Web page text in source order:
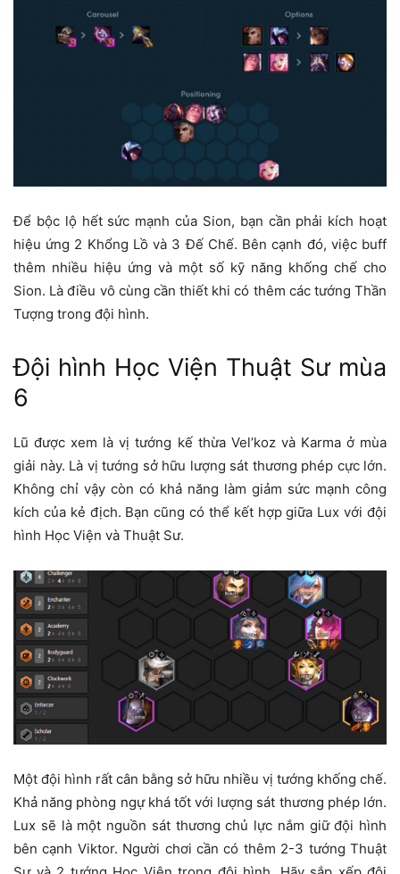
Để bộc lộ hết sức mạnh của Sion, bạn cần phải kích hoạt
hiệu ứng 2 Khổng Lồ và 3 Đế Chế. Bên cạnh đó, việc buff
thêm nhiều hiệu ứng và một số kỹ năng khống chế cho
Sion. Là điều vô cùng cần thiết khi có thêm các tướng Thần
Tượng trong đội hình.
Đội hình Học Viện Thuật Sư mùa
6
Lũ được xem là vị tướng kế thừa Vel’koz và Karma ở mùa
giải này. Là vị tướng sở hữu lượng sát thương phép cực lớn.
Không chỉ vậy còn có khả năng làm giảm sức mạnh công
kích của kẻ địch. Bạn cũng có thể kết hợp giữa Lux với đội
hình Học Viện và Thuật Sư.
Một đội hình rất cân bằng sở hữu nhiều vị tướng khống chế.
Khả năng phòng ngự khá tốt với lượng sát thương phép lớn.
Lux sẽ là một nguồn sát thương chủ lực nắm giữ đội hình
bên cạnh Viktor. Người chơi cần có thêm 2-3 tướng Thuật